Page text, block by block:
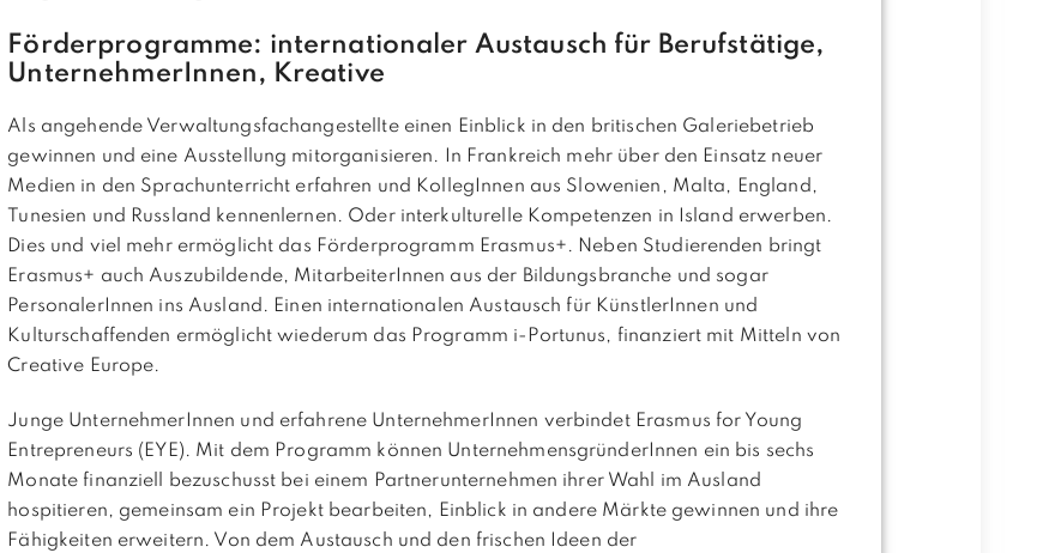
Förderprogramme: internationaler Austausch für Berufstätige,
UnternehmerInnen, Kreative
Als angehende Verwaltungsfachangestellte einen Einblick in den britischen Galeriebetrieb
gewinnen und eine Ausstellung mitorganisieren. In Frankreich mehr über den Einsatz neuer
Medien in den Sprachunterricht erfahren und KollegInnen aus Slowenien, Malta, England,
Tunesien und Russland kennenlernen. Oder interkulturelle Kompetenzen in Island erwerben.
Dies und viel mehr ermöglicht das Förderprogramm Erasmus+. Neben Studierenden bringt
Erasmus+ auch Auszubildende, MitarbeiterInnen aus der Bildungsbranche und sogar
PersonalerInnen ins Ausland. Einen internationalen Austausch für KünstlerInnen und
Kulturschaffenden ermöglicht wiederum das Programm i-Portunus, finanziert mit Mitteln von
Creative Europe.
Junge UnternehmerInnen und erfahrene UnternehmerInnen verbindet Erasmus for Young
Entrepreneurs (EYE). Mit dem Programm können UnternehmensgründerInnen ein bis sechs
Monate finanziell bezuschusst bei einem Partnerunternehmen ihrer Wahl im Ausland
hospitieren, gemeinsam ein Projekt bearbeiten, Einblick in andere Märkte gewinnen und ihre
Fähigkeiten erweitern. Von dem Austausch und den frischen Ideen der